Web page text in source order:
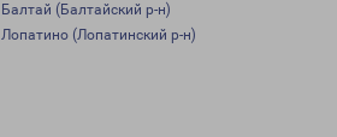
Балтай (Балтайский р-н)
Лопатино (Лопатинский р-н)